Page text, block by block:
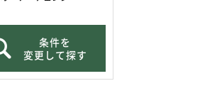
条件を
変更して探す